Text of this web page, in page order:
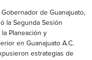
de Guanajuato,
la Segunda Sesión
la Planeación y
en Guanajuato A.C.
estrategias de